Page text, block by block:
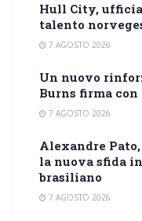
Hull City,
talento
7 AGOSTO 2026
Un nuovo
Burns firma con
7 AGOSTO 2026
Alexandre
la nuova sfida
brasiliano
7 AGOSTO 2026